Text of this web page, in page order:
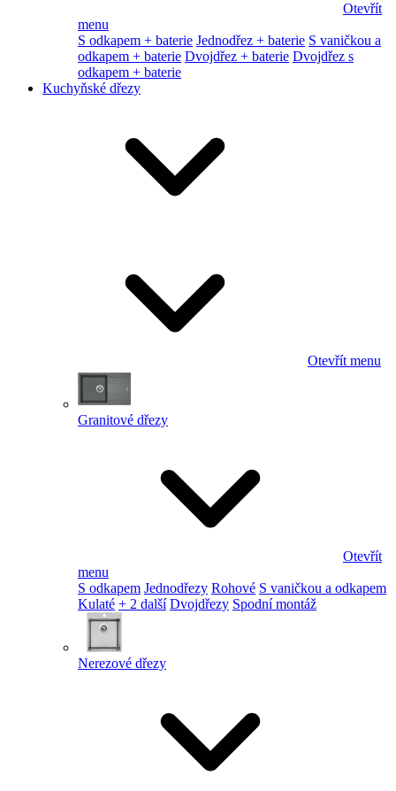
Otevřít
menu
S odkapem + baterie Jednodřez + baterie S vaničkou a
odkapem + baterie Dvojdřez + baterie Dvojdřez s
odkapem + baterie
Kuchyňské dřezy
Otevřít menu
Granitové dřezy
Otevřít
menu
S odkapem Jednodřezy Rohové S vaničkou a odkapem
Kulaté + 2 další Dvojdřezy Spodní montáž
Nerezové dřezy